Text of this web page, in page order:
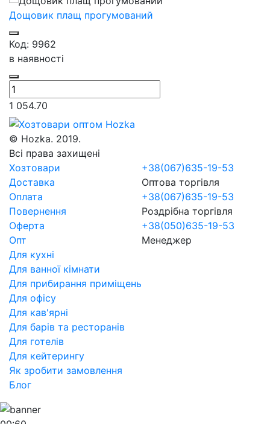
Дощовик плащ прогумований
Код: 9962
в наявності
1 054.70
© Hozka. 2019.
Всі права захищені
Хозтовари
Доставка
Оплата
Повернення
Оферта
Опт
Для кухні
Для ванної кімнати
Для прибирання приміщень
Для офісу
Для кав'ярні
Для барів та ресторанів
Для готелів
Для кейтерингу
Як зробити замовлення
Блог
+38(067)635-19-53
Оптова торгівля
+38(067)635-19-53
Роздрібна торгівля
+38(050)635-19-53
Менеджер